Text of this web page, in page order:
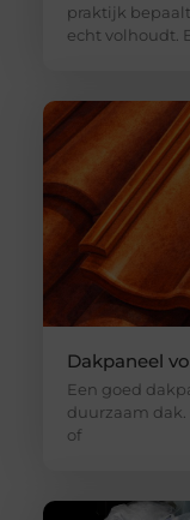
praktijk
echt volhoudt.
Dakpaneel
Een goed
duurzaam
of